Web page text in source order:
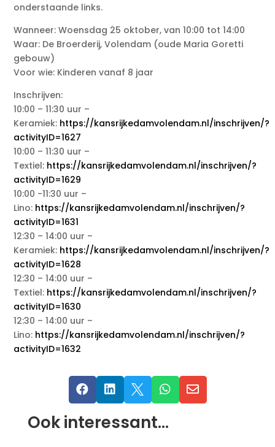
onderstaande links.
Wanneer: Woensdag 25 oktober, van 10:00 tot 14:00
Waar: De Broerderij, Volendam (oude Maria Goretti
gebouw)
Voor wie: Kinderen vanaf 8 jaar
Inschrijven:
10:00 – 11:30 uur –
Keramiek: https://kansrijkedamvolendam.nl/inschrijven/?
activityID=1627
10:00 – 11:30 uur –
Textiel: https://kansrijkedamvolendam.nl/inschrijven/?
activityID=1629
10:00 -11:30 uur –
Lino: https://kansrijkedamvolendam.nl/inschrijven/?
activityID=1631
12:30 – 14:00 uur –
Keramiek: https://kansrijkedamvolendam.nl/inschrijven/?
activityID=1628
12:30 – 14:00 uur –
Textiel: https://kansrijkedamvolendam.nl/inschrijven/?
activityID=1630
12:30 – 14:00 uur –
Lino: https://kansrijkedamvolendam.nl/inschrijven/?
activityID=1632
    
Ook interessant…